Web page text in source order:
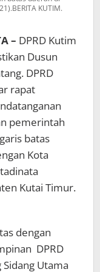
KUTIM.
– DPRD Kutim
Dusun
DPRD
rapat
pemerintah
batas
Kota
Kutai Timur.
dengan
DPRD
Utama